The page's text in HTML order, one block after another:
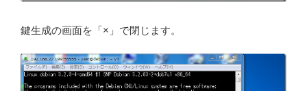
鍵生成の画面を「×」で閉じます。